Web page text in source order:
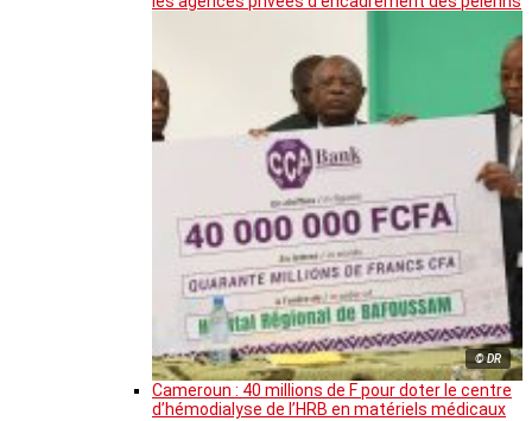
© DR
Cameroun : 40 millions de F pour doter le centre
d’hémodialyse de l’HRB en matériels médicaux